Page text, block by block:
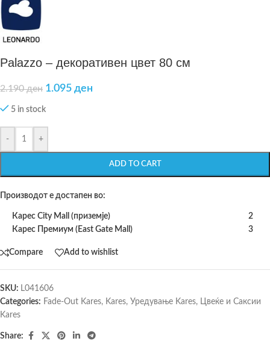
Palazzo – декоративен цвет 80 см
2.190ден 1.095 ден
5 in stock
- +
ADD TO CART
Производот е достапен во:
Карес City Mall (приземје)
2
Карес Премиум (East Gate Mall)
3
Compare Add to wishlist
SKU: L041606
Categories: Fade-Out Kares, Kares, Уредување Kares, Цвеќе и Саксии
Kares
Share: